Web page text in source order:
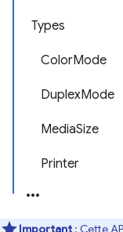
Types
ColorMode
DuplexMode
MediaSize
Printer
Important : Cette